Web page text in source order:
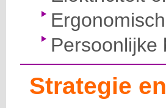
Persoonlijke
Strategie